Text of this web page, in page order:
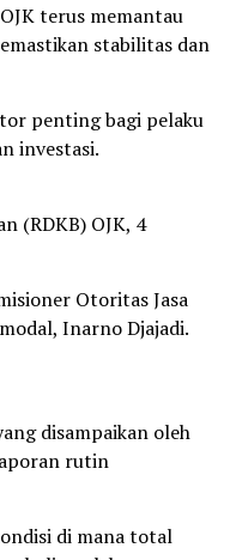
terus memantau
stabilitas dan
penting bagi pelaku
investasi.
(RDKB) OJK, 4
Otoritas Jasa
Inarno Djajadi.
disampaikan oleh
rutin
di mana total